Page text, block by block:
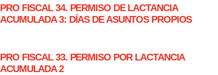
PRO FISCAL 34. PERMISO DE LACTANCIA
ACUMULADA 3: DÍAS DE ASUNTOS PROPIOS
PRO FISCAL 33. PERMISO POR LACTANCIA
ACUMULADA 2